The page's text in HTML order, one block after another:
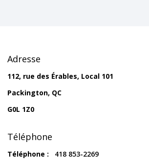
Adresse
112, rue des Érables, Local 101
Packington, QC
G0L 1Z0
Téléphone
Téléphone : 418 853-2269